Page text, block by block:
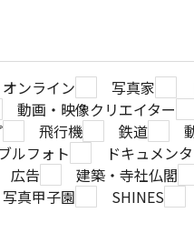
オンライン 写真家
動画・映像クリエイター
飛行機 鉄道
ルフォト ドキュメン
広告 建築・寺社仏閣
写真甲子園 SHINES